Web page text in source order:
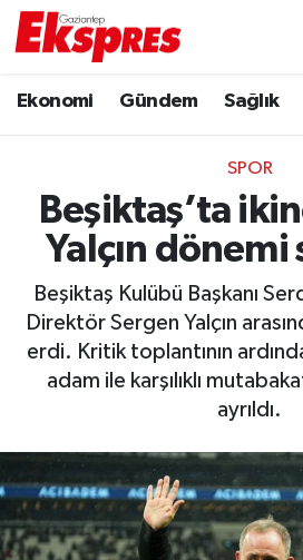
Ekonomi Gündem Sağlık
SPOR
Beşiktaş’ta
Yalçın dönemi
Beşiktaş Kulübü Başkanı
Direktör Sergen Yalçın
erdi. Kritik toplantının
adam ile karşılıklı
ayrıldı.
Ekonomi
Gaziantep son dakika
Genel
Gündem
Haberler
Magazin
Müzik
Trafik Durumu
Puan Durumu ve Fikstür
Tüm Manşetler
Son Dakika Haberleri
Haber Arşivi